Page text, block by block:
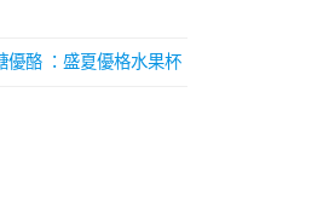
酪 ：盛夏優格水果杯